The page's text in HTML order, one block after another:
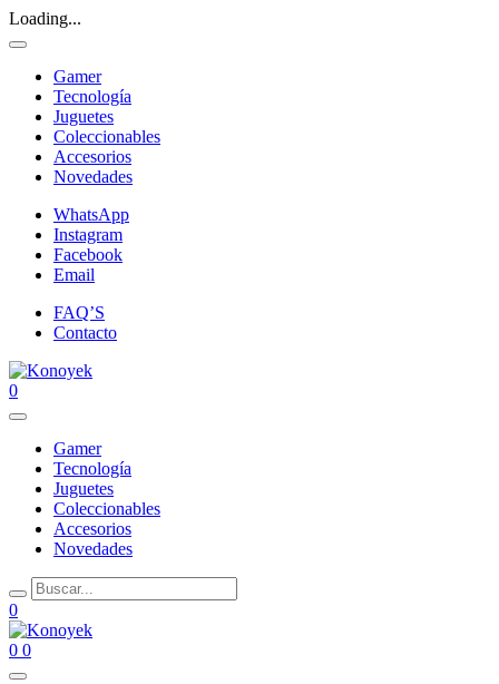
Loading...
Gamer
Tecnología
Juguetes
Coleccionables
Accesorios
Novedades
WhatsApp
Instagram
Facebook
Email
FAQ’S
Contacto
0
Gamer
Tecnología
Juguetes
Coleccionables
Accesorios
Novedades
0
0 0